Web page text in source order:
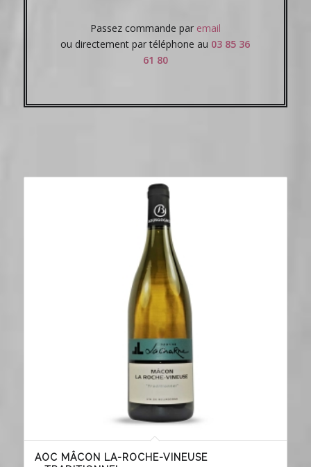
Passez commande par email
ou directement par téléphone au 03 85 36
61 80
AOC MÂCON LA-ROCHE-VINEUSE